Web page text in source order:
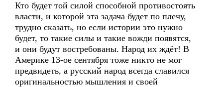
Кто будет той силой способной противостоять
власти, и которой эта задача будет по плечу,
трудно сказать, но если истории это нужно
будет, то такие силы и такие вожди появятся,
и они будут востребованы. Народ их ждёт! В
Америке 13-ое сентября тоже никто не мог
предвидеть, а русский народ всегда славился
оригинальностью мышления и своей